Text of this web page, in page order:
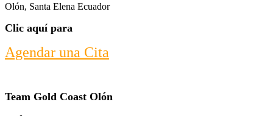
Olón, Santa Elena Ecuador
Clic aquí para
Agendar una Cita
Team Gold Coast Olón